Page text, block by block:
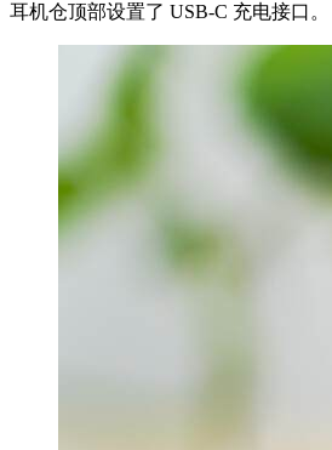
耳机仓顶部设置了 USB-C 充电接口。